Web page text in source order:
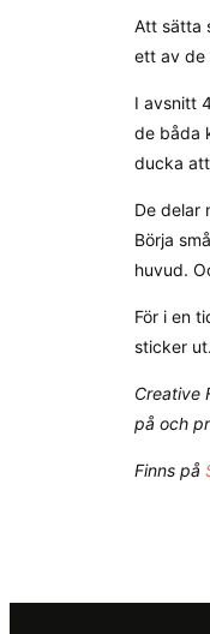
Att sätta
ett av de
I avsnitt
de båda
ducka
De delar
Börja
huvud.
För i en
sticker ut.
Creative
på och
Finns på